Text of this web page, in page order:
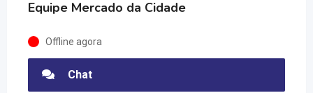
Equipe Mercado da Cidade
Offline agora
Chat